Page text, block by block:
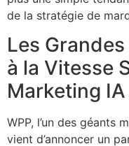
de la stratégie de
Les
à la Vitesse
Marketing IA
WPP, l’un des géants
vient d’annoncer un